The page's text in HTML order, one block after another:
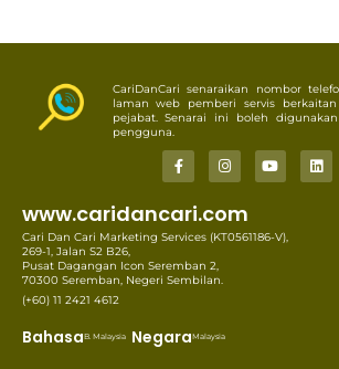
CariDanCari senaraikan nombor
laman web pemberi servis
pejabat. Senarai ini boleh
pengguna.
www.caridancari.com
Cari Dan Cari Marketing Services (KT0561186-V),
269-1, Jalan S2 B26,
Pusat Dagangan Icon Seremban 2,
70300 Seremban, Negeri Sembilan.
(+60) 11 2421 4612
BahasaB. Malaysia NegaraMalaysia